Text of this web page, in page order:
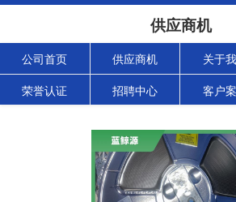
供应商机
公司首页 供应商机 关于
荣誉认证 招聘中心 客户